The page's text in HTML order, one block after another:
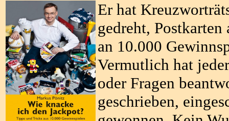
Er hat
gedreht,
an 10.000
Vermutlich hat
oder Fragen
geschrieben,